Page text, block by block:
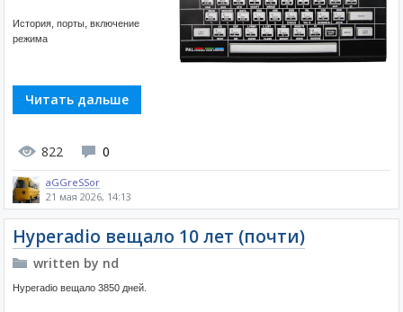
История, порты, включение
режима
Читать дальше
822 0
aGGreSSor
21 мая 2026, 14:13
Hyperadio вещало 10 лет (почти)
written by nd
Hyperadio вещало 3850 дней.